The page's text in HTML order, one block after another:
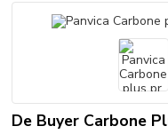
De Buyer Carbone